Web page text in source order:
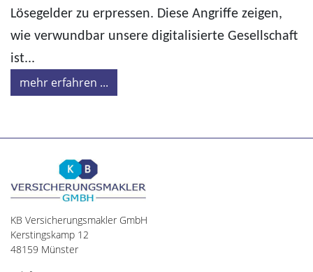
Lösegelder zu erpressen. Diese Angriffe zeigen,
wie verwundbar unsere digitalisierte Gesellschaft
ist...
mehr erfahren ...
KB Versicherungsmakler GmbH
Kerstingskamp 12
48159 Münster